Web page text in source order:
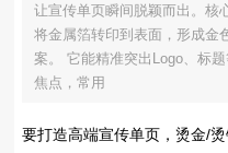
让宣传单页瞬间脱颖而出。核
将金属箔转印到表面，形成金
案。 它能精准突出Logo、标
焦点，常用
要打造高端宣传单页，‌烫金/